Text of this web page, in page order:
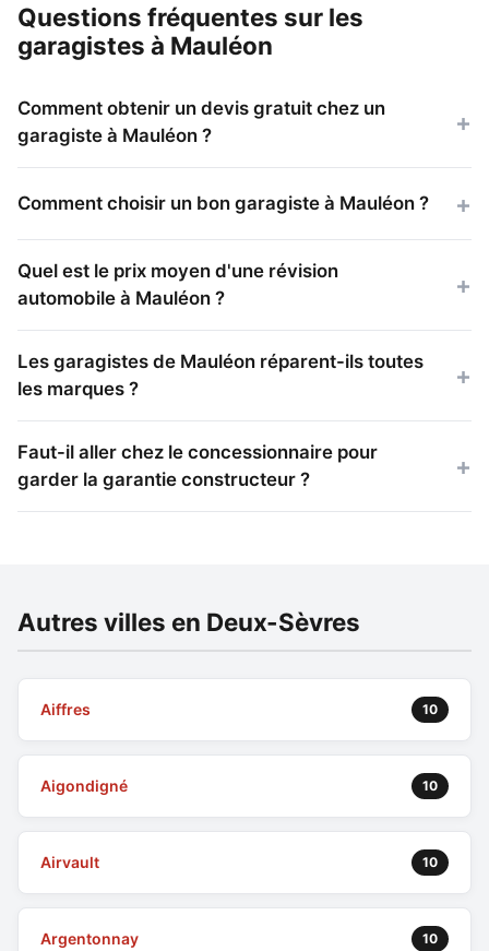
Questions fréquentes sur les
garagistes à Mauléon
Comment obtenir un devis gratuit chez un
garagiste à Mauléon ?
Comment choisir un bon garagiste à Mauléon ?
Quel est le prix moyen d'une révision
automobile à Mauléon ?
Les garagistes de Mauléon réparent-ils toutes
les marques ?
Faut-il aller chez le concessionnaire pour
garder la garantie constructeur ?
Autres villes en Deux-Sèvres
Aiffres 10
Aigondigné 10
Airvault 10
Argentonnay 10